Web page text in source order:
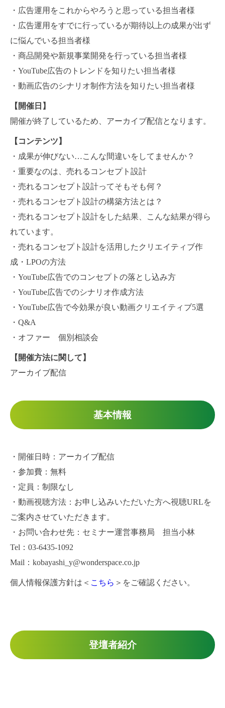
・広告運用をこれからやろうと思っている担当者様
・広告運用をすでに行っているが期待以上の成果が出ず
に悩んでいる担当者様
・商品開発や新規事業開発を行っている担当者様
・YouTube広告のトレンドを知りたい担当者様
・動画広告のシナリオ制作方法を知りたい担当者様
【開催日】
開催が終了しているため、アーカイブ配信となります。
【コンテンツ】
・成果が伸びない…こんな間違いをしてませんか？
・重要なのは、売れるコンセプト設計
・売れるコンセプト設計ってそもそも何？
・売れるコンセプト設計の構築方法とは？
・売れるコンセプト設計をした結果、こんな結果が得ら
れています。
・売れるコンセプト設計を活用したクリエイティブ作
成・LPOの方法
・YouTube広告でのコンセプトの落とし込み方
・YouTube広告でのシナリオ作成方法
・YouTube広告で今効果が良い動画クリエイティブ5選
・Q&A
・オファー 個別相談会
【開催方法に関して】
アーカイブ配信
基本情報
・開催日時：アーカイブ配信
・参加費：無料
・定員：制限なし
・動画視聴方法：お申し込みいただいた方へ視聴URLを
ご案内させていただきます。
・お問い合わせ先：セミナー運営事務局 担当小林
Tel：03-6435-1092
Mail：kobayashi_y@wonderspace.co.jp
個人情報保護方針は＜ こちら ＞をご確認ください。
登壇者紹介